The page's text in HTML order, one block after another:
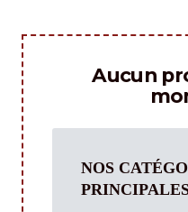
Aucun
NOS